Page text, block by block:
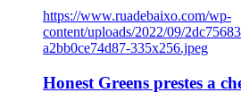
https://www.ruadebaixo.com/wp-
content/uploads/2022/09/
a2bb0ce74d87-335x256.jpeg
Honest Greens prestes a